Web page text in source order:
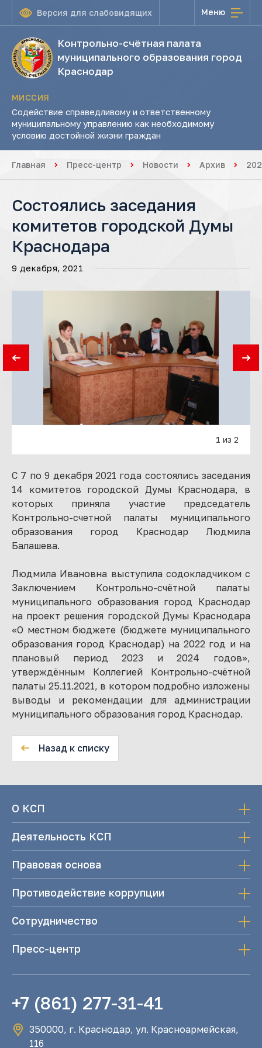
Версия для слабовидящих Меню
Контрольно-счётная палата
муниципального образования город
Краснодар
МИССИЯ
Содействие справедливому и ответственному
муниципальному управлению как необходимому
условию достойной жизни граждан
Главная Пресс-центр Новости Архив
Состоялись заседания
комитетов городской Думы
Краснодара
9 декабря, 2021
1 из 2
С 7 по 9 декабря 2021 года состоялись заседания
14 комитетов городской Думы Краснодара, в
которых приняла участие председатель
Контрольно-счетной палаты муниципального
образования город Краснодар Людмила
Балашева.
Людмила Ивановна выступила содокладчиком с
Заключением Контрольно-счётной палаты
муниципального образования город Краснодар
на проект решения городской Думы Краснодара
«О местном бюджете (бюджете муниципального
образования город Краснодар) на 2022 год и на
плановый период 2023 и 2024 годов»,
утверждённым Коллегией Контрольно-счётной
палаты 25.11.2021, в котором подробно изложены
выводы и рекомендации для администрации
муниципального образования город Краснодар.
Назад к списку
О КСП
Деятельность КСП
Правовая основа
Противодействие коррупции
Сотрудничество
Пресс-центр
+7 (861) 277-31-41
350000, г. Краснодар, ул. Красноармейская,
116